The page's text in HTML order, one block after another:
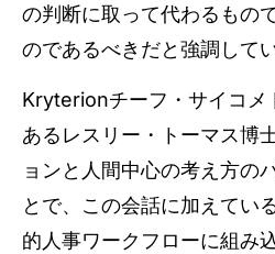
の判断に取って代わるもの
のであるべきだと強調してい
Kryterionチーフ・サイコメ
あるレスリー・トーマス博
ョンと人間中心の考え方の
とで、この会話に加えてい
的人事ワークフローに組み